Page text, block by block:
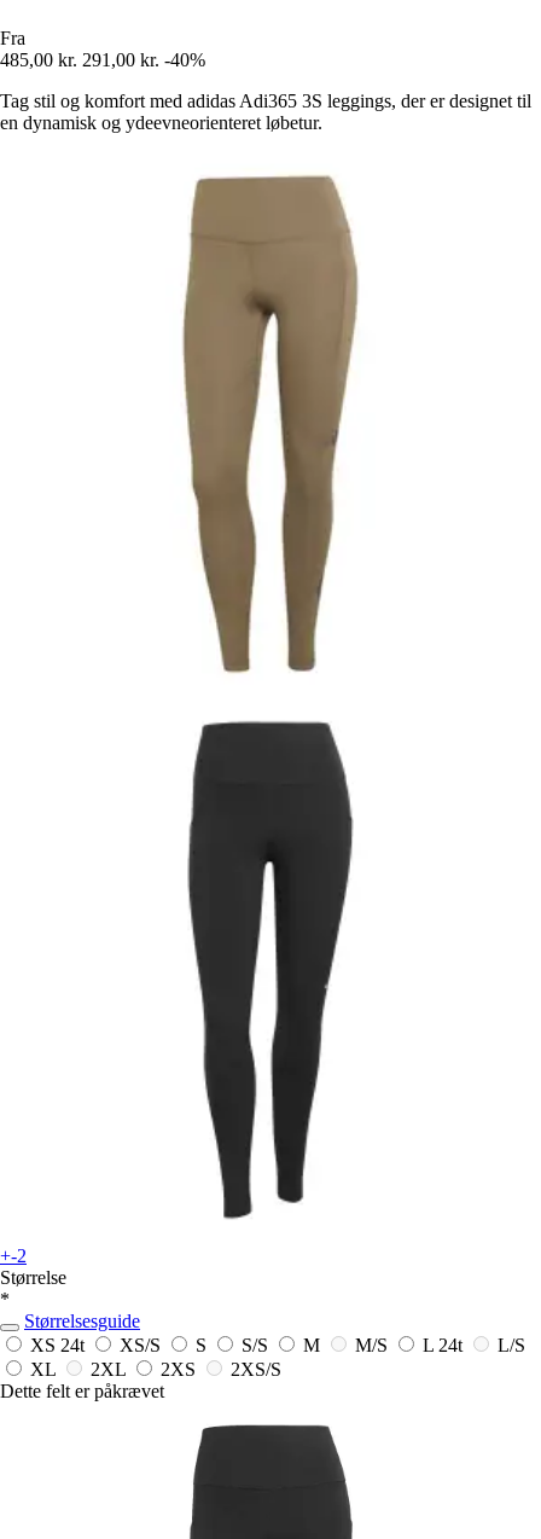
Fra
485,00 kr. 291,00 kr. -40%
Tag stil og komfort med adidas Adi365 3S leggings, der er designet til
en dynamisk og ydeevneorienteret løbetur.
+-2
Størrelse
*
Størrelsesguide
XS 24t XS/S S S/S M M/S L 24t
L/S
XL
2XL 2XS
2XS/S
Dette felt er påkrævet